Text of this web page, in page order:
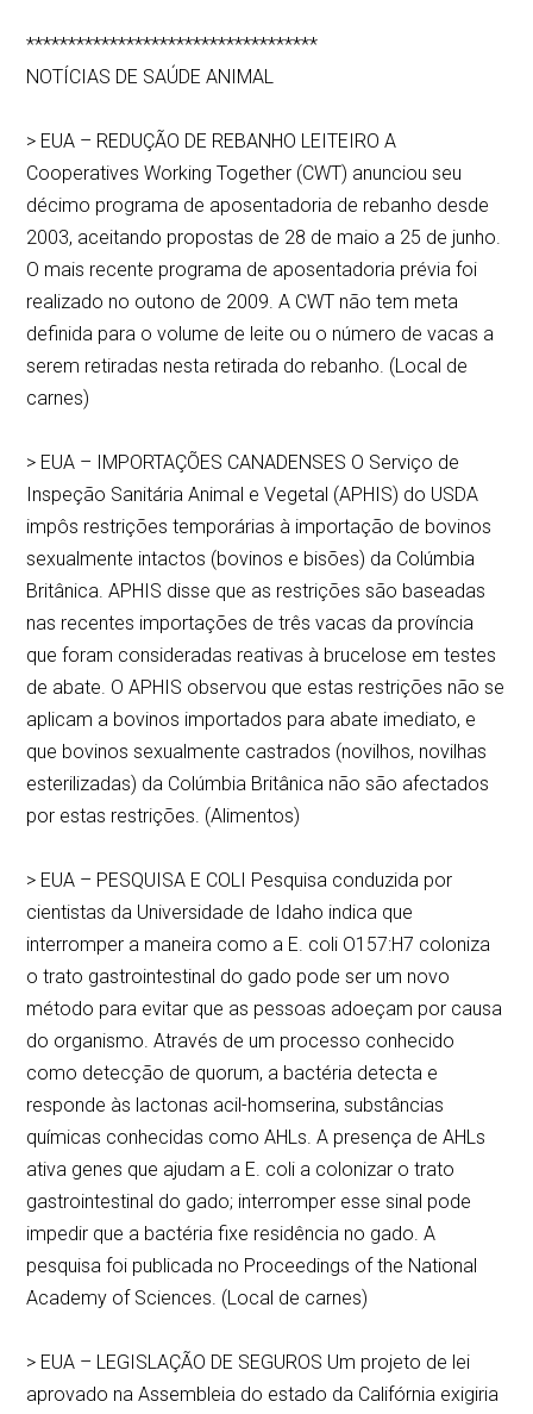
***********************************
NOTÍCIAS DE SAÚDE ANIMAL
> EUA – REDUÇÃO DE REBANHO LEITEIRO A
Cooperatives Working Together (CWT) anunciou seu
décimo programa de aposentadoria de rebanho desde
2003, aceitando propostas de 28 de maio a 25 de junho.
O mais recente programa de aposentadoria prévia foi
realizado no outono de 2009. A CWT não tem meta
definida para o volume de leite ou o número de vacas a
serem retiradas nesta retirada do rebanho. (Local de
carnes)
> EUA – IMPORTAÇÕES CANADENSES O Serviço de
Inspeção Sanitária Animal e Vegetal (APHIS) do USDA
impôs restrições temporárias à importação de bovinos
sexualmente intactos (bovinos e bisões) da Colúmbia
Britânica. APHIS disse que as restrições são baseadas
nas recentes importações de três vacas da província
que foram consideradas reativas à brucelose em testes
de abate. O APHIS observou que estas restrições não se
aplicam a bovinos importados para abate imediato, e
que bovinos sexualmente castrados (novilhos, novilhas
esterilizadas) da Colúmbia Britânica não são afectados
por estas restrições. (Alimentos)
> EUA – PESQUISA E COLI Pesquisa conduzida por
cientistas da Universidade de Idaho indica que
interromper a maneira como a E. coli O157:H7 coloniza
o trato gastrointestinal do gado pode ser um novo
método para evitar que as pessoas adoeçam por causa
do organismo. Através de um processo conhecido
como detecção de quorum, a bactéria detecta e
responde às lactonas acil-homserina, substâncias
químicas conhecidas como AHLs. A presença de AHLs
ativa genes que ajudam a E. coli a colonizar o trato
gastrointestinal do gado; interromper esse sinal pode
impedir que a bactéria fixe residência no gado. A
pesquisa foi publicada no Proceedings of the National
Academy of Sciences. (Local de carnes)
> EUA – LEGISLAÇÃO DE SEGUROS Um projeto de lei
aprovado na Assembleia do estado da Califórnia exigiria